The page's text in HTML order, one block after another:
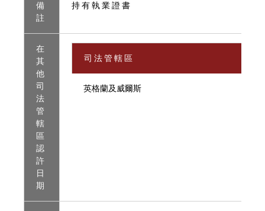
備
註
持 有 執 業 證 書
在
其
他
司
法
管
轄
區
認
許
日
期
司 法 管 轄 區
英格蘭及威爾斯